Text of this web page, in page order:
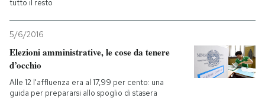
tutto il resto
5/6/2016
Elezioni amministrative, le cose da tenere
d’occhio
Alle 12 l'affluenza era al 17,99 per cento: una
guida per prepararsi allo spoglio di stasera